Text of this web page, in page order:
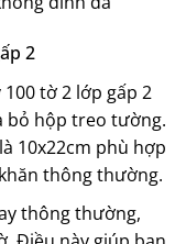
2
tờ 2 lớp gấp 2
bỏ hộp treo tường.
10x22cm phù hợp
thông thường.
thông thường,